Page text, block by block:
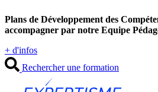
au
contenu
Plans de Développement des
accompagner par notre Equipe
+ d'infos
Rechercher une formation